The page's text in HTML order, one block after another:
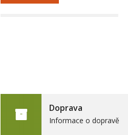
Doprava
Informace o dopravě